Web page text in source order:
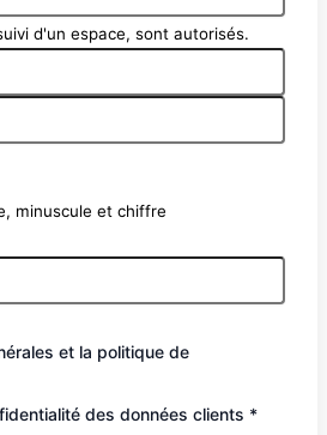
d'un espace, sont autorisés.
minuscule et chiffre
et la politique de
des données clients *